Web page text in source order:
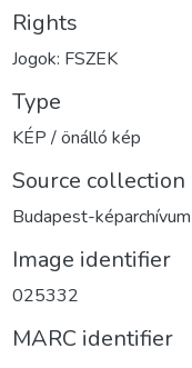
Rights
Jogok: FSZEK
Type
KÉP / önálló kép
Source collection
Budapest-képarchívum
Image identifier
025332
MARC identifier